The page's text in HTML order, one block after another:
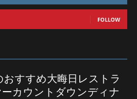
FOLLOW
すすめ大晦日レストラ
カウントダウンディナ